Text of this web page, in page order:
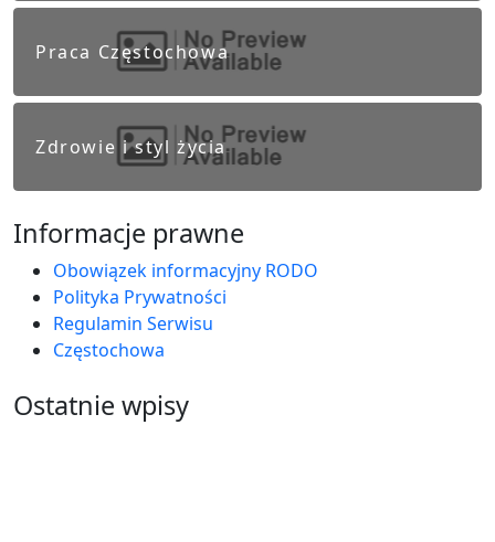
Praca Częstochowa
Zdrowie i styl życia
Informacje prawne
Obowiązek informacyjny RODO
Polityka Prywatności
Regulamin Serwisu
Częstochowa
Ostatnie wpisy